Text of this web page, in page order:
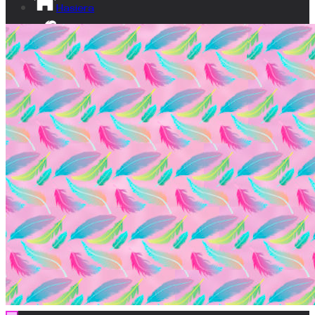
Hasiera
Izan lumatxo!
Ikusgune
Bideoak
Dokumentala
Gardentasuna
Kontaktua
EU
ES